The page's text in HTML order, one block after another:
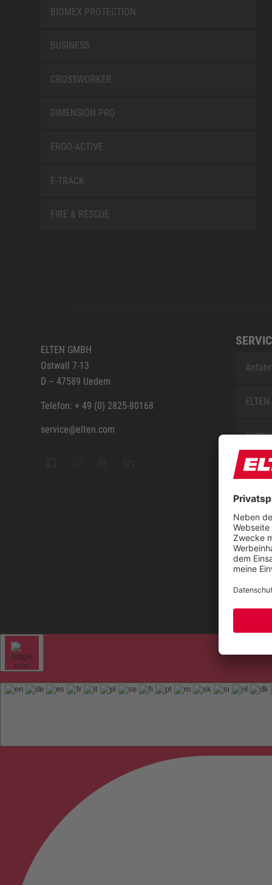
BIOMEX PROTECTION
BUSINESS
CROSSWORKER
DIMENSION PRO
ERGO-ACTIVE
E-TRACK
FIRE & RESCUE
ELTEN GMBH
Ostwall 7-13
D – 47589 Uedem
Telefon: + 49 (0) 2825-80168
service@elten.com
FAQ